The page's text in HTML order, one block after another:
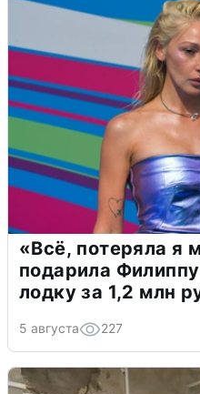
«Всё, потеряла я
подарила
лодку за 1,2 млн
5 августа 227